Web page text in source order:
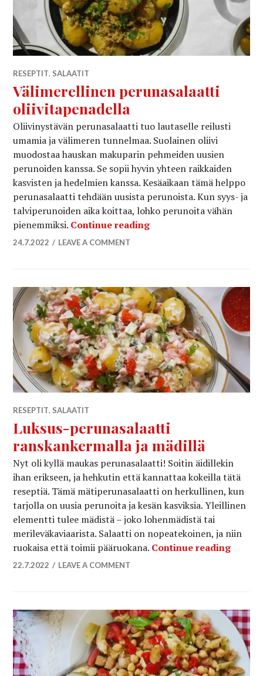
RESEPTIT, SALAATIT
Välimerellinen perunasalaatti
oliivitapenadella
Oliivinystävän perunasalaatti tuo lautaselle reilusti
umamia ja välimeren tunnelmaa. Suolainen oliivi
muodostaa hauskan makuparin pehmeiden uusien
perunoiden kanssa. Se sopii hyvin yhteen raikkaiden
kasvisten ja hedelmien kanssa. Kesäaikaan tämä helppo
perunasalaatti tehdään uusista perunoista. Kun syys- ja
talviperunoiden aika koittaa, lohko perunoita vähän
pienemmiksi. Continue readingVälimerellinen
24.7.2022 LEAVE A COMMENT
RESEPTIT, SALAATIT
Luksus-perunasalaatti
ranskankermalla ja mädillä
Nyt oli kyllä maukas perunasalaatti! Soitin äidillekin
ihan erikseen, ja hehkutin että kannattaa kokeilla tätä
reseptiä. Tämä mätiperunasalaatti on herkullinen, kun
tarjolla on uusia perunoita ja kesän kasviksia. Yleillinen
elementti tulee mädistä – joko lohenmädistä tai
merileväkaviaarista. Salaatti on nopeatekoinen, ja niin
ruokaisa että toimii pääruokana. Continue reading
22.7.2022 LEAVE A COMMENT